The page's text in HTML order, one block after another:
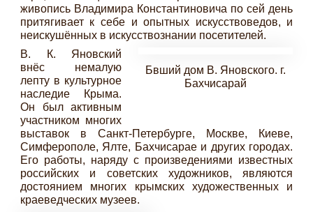
живопись Владимира Константиновича по сей день
притягивает к себе и опытных искусствоведов, и
неискушённых в искусствознании посетителей.
Бвший дом В. Яновского. г.
Бахчисарай
В. К. Яновский
внёс немалую
лепту в культурное
наследие Крыма.
Он был активным
участником многих
выставок в Санкт-Петербурге, Москве, Киеве,
Симферополе, Ялте, Бахчисарае и других городах.
Его работы, наряду с произведениями известных
российских и советских художников, являются
достоянием многих крымских художественных и
краеведческих музеев.